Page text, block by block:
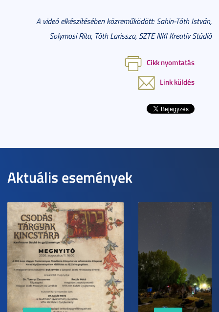
A videó elkészítésében közreműködött: Sahin-Tóth István,
Solymosi Rita, Tóth Larissza, SZTE NKI Kreatív Stúdió
Cikk nyomtatás
Link küldés
Aktuális események